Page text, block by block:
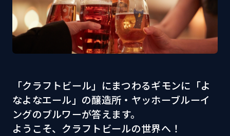
「クラフトビール」にまつわるギモンに「よ
なよなエール」の醸造所・ヤッホーブルーイ
ングのブルワーが答えます。
ようこそ、クラフトビールの世界へ！